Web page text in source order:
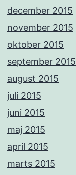
december 2015
november 2015
oktober 2015
september 2015
august 2015
juli 2015
juni 2015
maj 2015
april 2015
marts 2015